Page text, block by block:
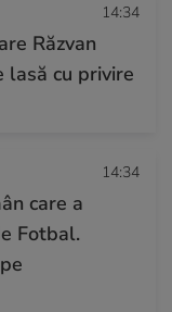
14:34
Răzvan
lasă cu privire
14:34
care a
Fotbal.